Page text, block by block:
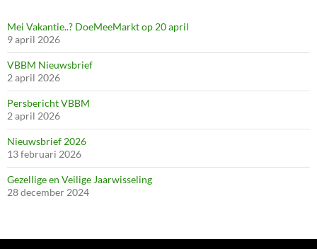
Mei Vakantie..? DoeMeeMarkt op 20 april
9 april 2026
VBBM Nieuwsbrief
2 april 2026
Persbericht VBBM
2 april 2026
Nieuwsbrief 2026
13 februari 2026
Gezellige en Veilige Jaarwisseling
28 december 2024